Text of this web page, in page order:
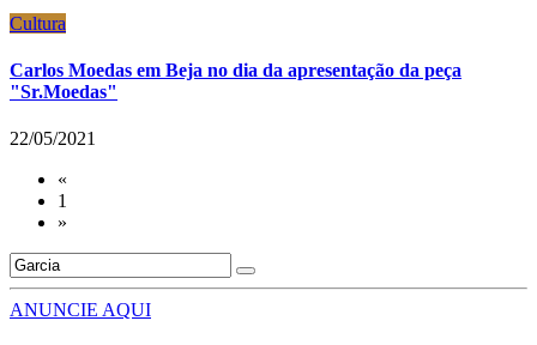
Cultura
Carlos Moedas em Beja no dia da apresentação da peça
"Sr.Moedas"
22/05/2021
«
1
»
ANUNCIE AQUI